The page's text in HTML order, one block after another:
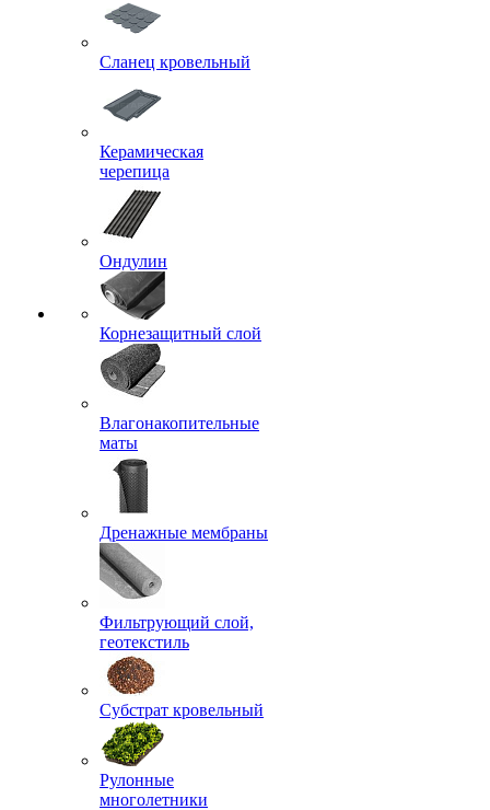
Сланец кровельный
Керамическая
черепица
Ондулин
Корнезащитный слой
Влагонакопительные
маты
Дренажные мембраны
Фильтрующий слой,
геотекстиль
Субстрат кровельный
Рулонные
многолетники